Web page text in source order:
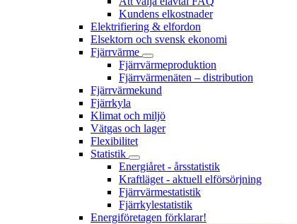
Kundens elkostnader
Elektrifiering & elfordon
Elsektorn och svensk ekonomi
Fjärrvärme
Fjärrvärmeproduktion
Fjärrvärmenäten – distribution
Fjärrvärmekund
Fjärrkyla
Klimat och miljö
Vätgas och lager
Flexibilitet
Statistik
Energiåret - årsstatistik
Kraftläget - aktuell elförsörjning
Fjärrvärmestatistik
Fjärrkylestatistik
Energiföretagen förklarar!